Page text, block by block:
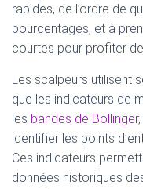
rapides, de l’ordre de
pourcentages, et à
courtes pour profiter
Les scalpeurs utilisent
que les indicateurs de
les bandes de Bollinger
identifier les points
Ces indicateurs
données historiques